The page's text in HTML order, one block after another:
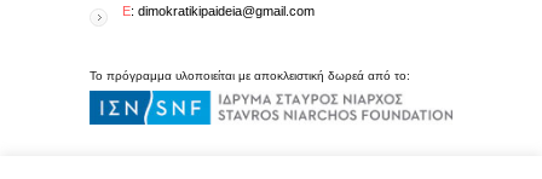
E: dimokratikipaideia@gmail.com
Το πρόγραμμα υλοποιείται με αποκλειστική δωρεά από το: